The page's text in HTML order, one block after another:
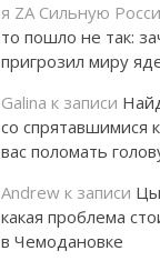
я ZA Сильную
то пошло не так:
пригрозил миру
Galina к записи
со спрятавшимися
вас поломать
Andrew к записи
какая проблема
в Чемодановке